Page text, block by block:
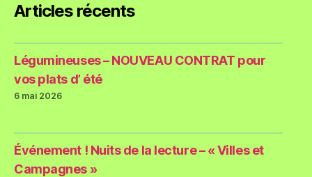
Articles récents
Légumineuses – NOUVEAU CONTRAT pour
vos plats d’ été
6 mai 2026
Événement ! Nuits de la lecture – « Villes et
Campagnes »